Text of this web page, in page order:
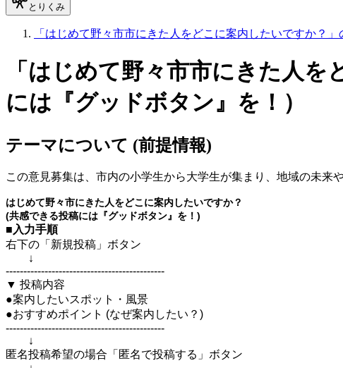
とりくみ
「はじめて野々市市にきた人をどこに案内したいですか？
「はじめて野々市市にきた人
には『グッドボタン』を！）
テーマについて (前提情報)
この意見募集は、市内の小学生から大学生が集まり、地域の未来
はじめて野々市にきた人をどこに案内したいですか？
(共感できる投稿には『グッドボタン』を！)
■入力手順
右下の「新規投稿」ボタン
↓
---------------------------------------------
▼ 投稿内容
●案内したいスポット・風景
●おすすめポイント (なぜ案内したい？)
---------------------------------------------
↓
匿名投稿希望の場合「匿名で投稿する」ボタン